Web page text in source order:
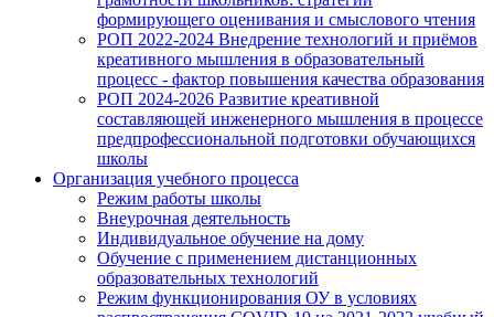
формирующего оценивания и смыслового чтения
РОП 2022-2024 Внедрение технологий и приёмов
креативного мышления в образовательный
процесс - фактор повышения качества образования
РОП 2024-2026 Развитие креативной
составляющей инженерного мышления в процессе
предпрофессиональной подготовки обучающихся
школы
Организация учебного процесса
Режим работы школы
Внеурочная деятельность
Индивидуальное обучение на дому
Обучение с применением дистанционных
образовательных технологий
Режим функционирования ОУ в условиях